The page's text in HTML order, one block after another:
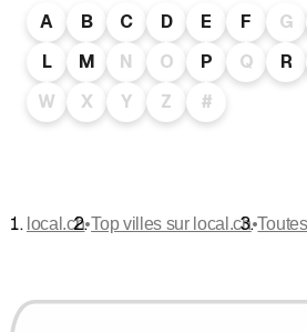
A B C D E F G
L
M N O P Q R
W
X Y Z #
local.ch•Top villes sur local.ch•